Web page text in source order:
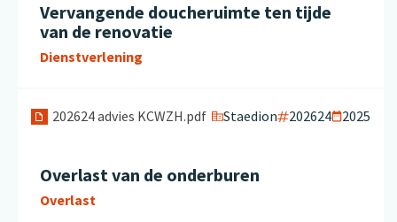
Vervangende doucheruimte ten tijde
van de renovatie
Dienstverlening
202624 advies KCWZH.pdf Staedion 202624 2025
Overlast van de onderburen
Overlast